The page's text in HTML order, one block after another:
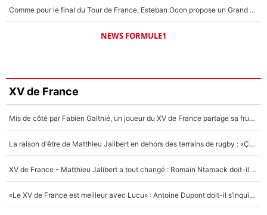
Comme pour le final du Tour de France, Esteban Ocon propose un Grand Prix de Formule 1 à Paris : «Autour de l’Arc de Triomphe, ce serait génial» !
NEWS FORMULE1
XV de France
Mis de côté par Fabien Galthié, un joueur du XV de France partage sa frustration : «ils ne me l’ont pas dit tout de suite»
La raison d'être de Matthieu Jalibert en dehors des terrains de rugby : «Ça m'atteint autant que si tu touches à un membre de ma famille»
XV de France - Matthieu Jalibert a tout changé : Romain Ntamack doit-il s’inquiéter pour sa place à un an de la Coupe du monde ?
«Le XV de France est meilleur avec Lucu» : Antoine Dupont doit-il s’inquiéter pour sa place ?